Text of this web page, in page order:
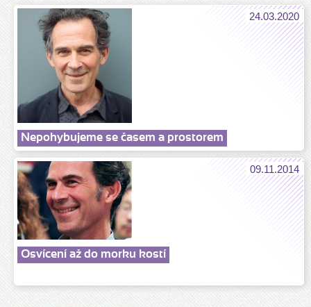
24.03.2020
Nepohybujeme se časem a prostorem
09.11.2014
Osvícení až do morku kostí